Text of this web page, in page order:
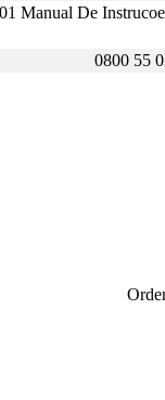
Manual De
0800 55